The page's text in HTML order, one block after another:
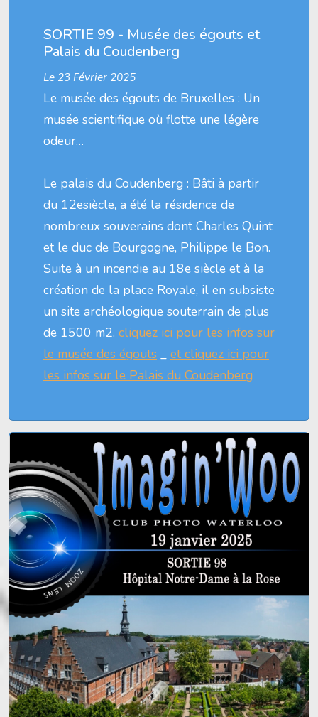
SORTIE 99 - Musée des égouts et
Palais du Coudenberg
Le 23 Février 2025
Le musée des égouts de Bruxelles : Un
musée scientifique où flotte une légère
odeur…
Le palais du Coudenberg : Bâti à partir
du 12esiècle, a été la résidence de
nombreux souverains dont Charles Quint
et le duc de Bourgogne, Philippe le Bon.
Suite à un incendie au 18e siècle et à la
création de la place Royale, il en subsiste
un site archéologique souterrain de plus
de 1500 m2. cliquez ici pour les infos sur
le musée des égouts _ et cliquez ici pour
les infos sur le Palais du Coudenberg